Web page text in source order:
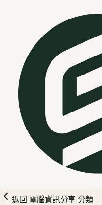
返回 電腦資訊分享分類